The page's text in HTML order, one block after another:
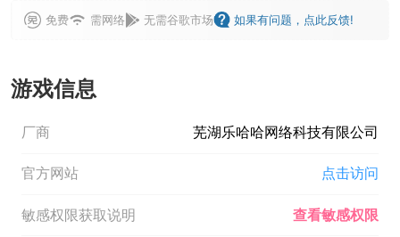
免费 需网络 无需谷歌市场 如果有问题，点此反馈!
游戏信息
厂商 芜湖乐哈哈网络科技有限公司
官方网站 点击访问
敏感权限获取说明 查看敏感权限